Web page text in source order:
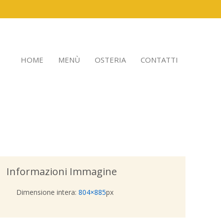
HOME MENÙ OSTERIA CONTATTI
Informazioni Immagine
Dimensione intera:804×885px